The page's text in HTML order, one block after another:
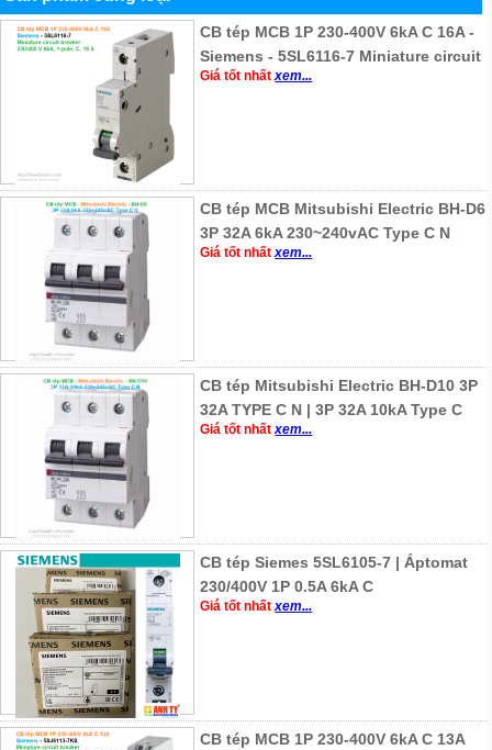
CB tép MCB 1P 230-400V 6kA C 16A -
Siemens - 5SL6116-7 Miniature circuit
Giá tốt nhấtxem...
CB tép MCB Mitsubishi Electric BH-D6
3P 32A 6kA 230~240vAC Type C N
Giá tốt nhấtxem...
CB tép Mitsubishi Electric BH-D10 3P
32A TYPE C N | 3P 32A 10kA Type C
Giá tốt nhấtxem...
CB tép Siemes 5SL6105-7 | Áptomat
230/400V 1P 0.5A 6kA C
Giá tốt nhấtxem...
CB tép MCB 1P 230-400V 6kA C 13A